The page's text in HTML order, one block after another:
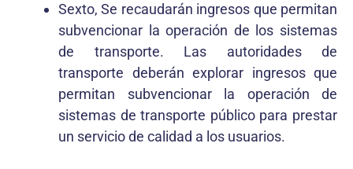
Sexto, Se recaudarán ingresos que permitan
subvencionar la operación de los sistemas
de transporte. Las autoridades de
transporte deberán explorar ingresos que
permitan subvencionar la operación de
sistemas de transporte público para prestar
un servicio de calidad a los usuarios.